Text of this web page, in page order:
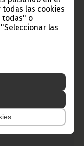
las cookies
todas" o
las